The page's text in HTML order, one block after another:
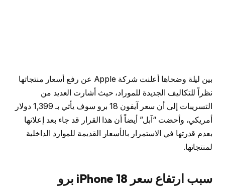
بين ليلة وضحاها أعلنت شركة Apple عن رفع أسعار منتجاتها
نظراً للتكاليف الجديدة للموراد، حيث أشارت العديد من
التسريبات إلى أن سعر آيفون 18 برو سوف يأتي بـ 1,399 دولار
أمريكي، وأحضت “آبل” أيضاً أن هذا القرار قد جاء بعد إعلانها
بعدم قدرتها في الاستمرار بالأسعار القديمة للموارد الداخلية
لمنتجاتها.
سبب ارتفاع سعر iPhone 18 برو